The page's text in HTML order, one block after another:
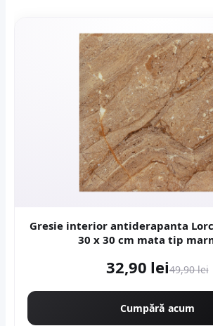
Gresie interior antiderapanta
30 x 30 cm mata
32,90 lei49,90 lei
Cumpără acum